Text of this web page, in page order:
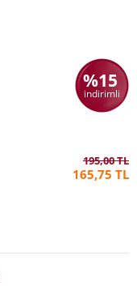
%15
indirimli
195,00 TL
165,75 TL